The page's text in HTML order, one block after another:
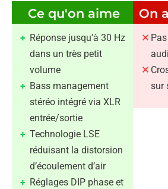
Ce qu'on aime
Réponse jusqu’à 30 Hz
dans un très petit
volume
Bass management
stéréo intégré via XLR
entrée/sortie
Technologie LSE
réduisant la distorsion
d’écoulement d’air
Réglages DIP phase et
On
sur